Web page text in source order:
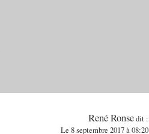
René Ronsedit :
Le 8 septembre 2017 à 08:20